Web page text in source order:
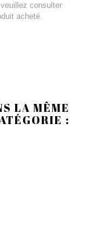
consulter
acheté.
LA MÊME
: